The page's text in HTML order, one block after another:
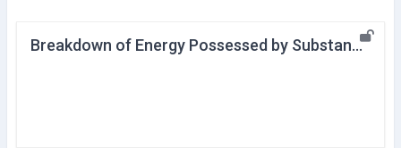
Breakdown of Energy Possessed by Substance (Entropy and Internal Energy)